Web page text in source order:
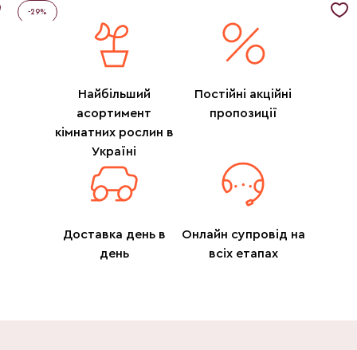
-29%
Найбільший
асортимент
кімнатних рослин в
Україні
Постійні акційні
пропозиції
Доставка день в
день
Онлайн супровід на
всіх етапах